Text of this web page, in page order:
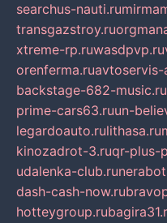
searchus-nauti.ru
transgazstroy.ru
xtreme-rp.ruwasdpvp.ru
orenferma.ruavtoservis-
backstage-682-music.ru
prime-cars63.ruun-
legardoauto.rulithasa.ru
kinozadrot-3.ruqr-plus-
udalenka-club.ru
dash-cash-now.ru
hotteygroup.ru